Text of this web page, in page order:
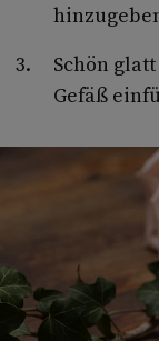
Schön
Gefäß